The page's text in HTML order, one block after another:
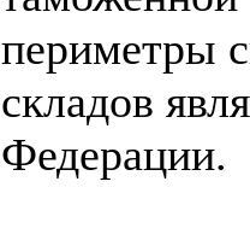
периметры
складов
Федерации.